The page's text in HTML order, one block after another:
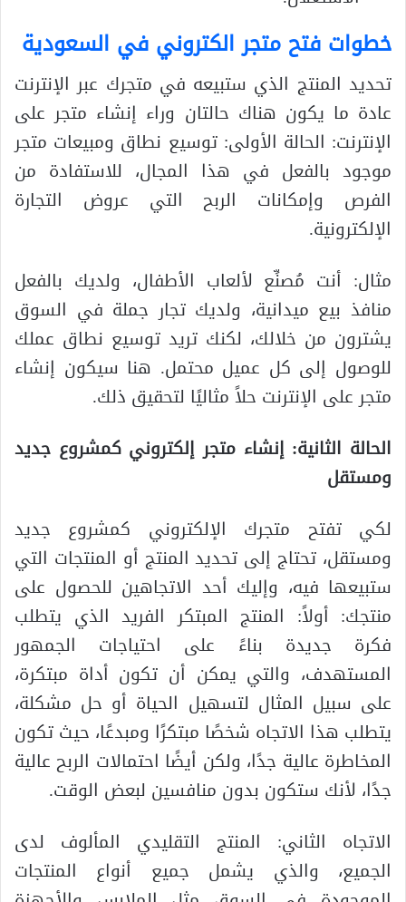
خطوات فتح متجر الكتروني في السعودية
تحديد المنتج الذي ستبيعه في متجرك عبر الإنترنت
عادة ما يكون هناك حالتان وراء إنشاء متجر على
الإنترنت: الحالة الأولى: توسيع نطاق ومبيعات متجر
موجود بالفعل في هذا المجال، للاستفادة من
الفرص وإمكانات الربح التي عروض التجارة
الإلكترونية.
مثال: أنت مُصنِّع لألعاب الأطفال، ولديك بالفعل
منافذ بيع ميدانية، ولديك تجار جملة في السوق
يشترون من خلالك، لكنك تريد توسيع نطاق عملك
للوصول إلى كل عميل محتمل. هنا سيكون إنشاء
متجر على الإنترنت حلاً مثاليًا لتحقيق ذلك.
الحالة الثانية: إنشاء متجر إلكتروني كمشروع جديد
ومستقل
لكي تفتح متجرك الإلكتروني كمشروع جديد
ومستقل، تحتاج إلى تحديد المنتج أو المنتجات التي
ستبيعها فيه، وإليك أحد الاتجاهين للحصول على
منتجك: أولاً: المنتج المبتكر الفريد الذي يتطلب
فكرة جديدة بناءً على احتياجات الجمهور
المستهدف، والتي يمكن أن تكون أداة مبتكرة،
على سبيل المثال لتسهيل الحياة أو حل مشكلة،
يتطلب هذا الاتجاه شخصًا مبتكرًا ومبدعًا، حيث تكون
المخاطرة عالية جدًا، ولكن أيضًا احتمالات الربح عالية
جدًا، لأنك ستكون بدون منافسين لبعض الوقت.
الاتجاه الثاني: المنتج التقليدي المألوف لدى
الجميع، والذي يشمل جميع أنواع المنتجات